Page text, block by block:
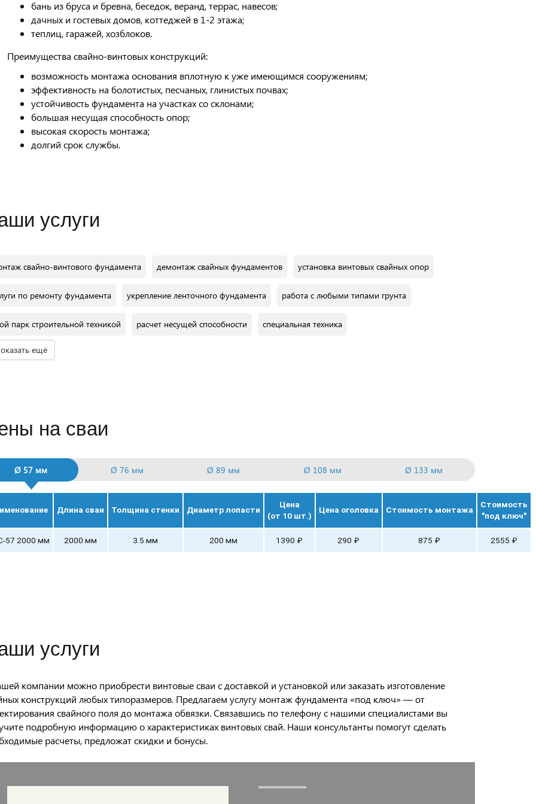
бань из бруса и бревна, беседок, веранд, террас, навесов;
дачных и гостевых домов, коттеджей в 1-2 этажа;
теплиц, гаражей, хозблоков.
Преимущества свайно-винтовых конструкций:
возможность монтажа основания вплотную к уже имеющимся сооружениям;
эффективность на болотистых, песчаных, глинистых почвах;
устойчивость фундамента на участках со склонами;
большая несущая способность опор;
высокая скорость монтажа;
долгий срок службы.
услуги
свайно-винтового фундамента демонтаж свайных фундаментов установка винтовых свайных опор
по ремонту фундамента укрепление ленточного фундамента работа с любыми типами грунта
парк строительной техникой расчет несущей способности специальная техника
уровня промерзания почвы
расчет стоимости ручной монтаж
ещё
на сваи
Ø 57 мм Ø 76 мм Ø 89 мм Ø 108 мм Ø 133 мм
Длина сваи Толщина стенки Диаметр лопасти
Цена
(от 10 шт.)
Цена оголовка Стоимость монтажа
Стоимость
"под ключ"
57 2000 мм 2000 мм 3.5 мм 200 мм 1390 ₽ 290 ₽ 875 ₽ 2555 ₽
услуги
компании можно приобрести винтовые сваи с доставкой и установкой или заказать изготовление
конструкций любых типоразмеров. Предлагаем услугу монтаж фундамента «под ключ» — от
свайного поля до монтажа обвязки. Связавшись по телефону с нашими специалистами вы
подробную информацию о характеристиках винтовых свай. Наши консультанты помогут сделать
расчеты, предложат скидки и бонусы.